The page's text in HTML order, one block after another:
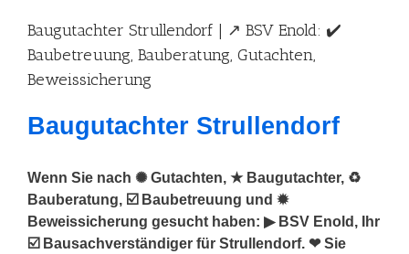
Baugutachter Strullendorf | ↗️ BSV Enold: ✔️
Baubetreuung, Bauberatung, Gutachten,
Beweissicherung
Baugutachter Strullendorf
Wenn Sie nach ✺ Gutachten, ★ Baugutachter, ♻
Bauberatung, ☑️ Baubetreuung und ✹
Beweissicherung gesucht haben: ▶︎ BSV Enold, Ihr
☑️ Bausachverständiger für Strullendorf. ❤ Sie